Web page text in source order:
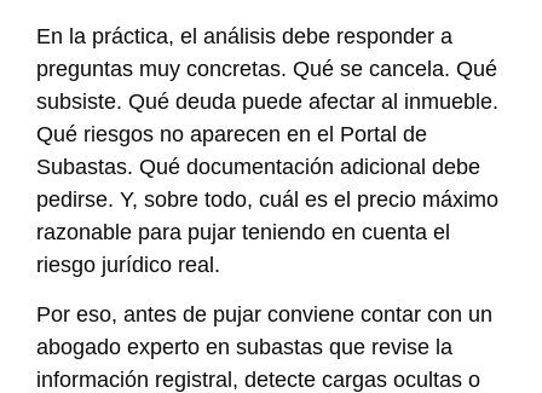
En la práctica, el análisis debe responder a
preguntas muy concretas. Qué se cancela. Qué
subsiste. Qué deuda puede afectar al inmueble.
Qué riesgos no aparecen en el Portal de
Subastas. Qué documentación adicional debe
pedirse. Y, sobre todo, cuál es el precio máximo
razonable para pujar teniendo en cuenta el
riesgo jurídico real.
Por eso, antes de pujar conviene contar con un
abogado experto en subastas que revise la
información registral, detecte cargas ocultas o